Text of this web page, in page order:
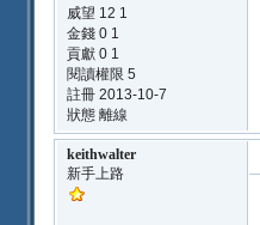
威望 12 1
金錢 0 1
貢獻 0 1
閱讀權限 5
註冊 2013-10-7
狀態 離線
keithwalter
新手上路